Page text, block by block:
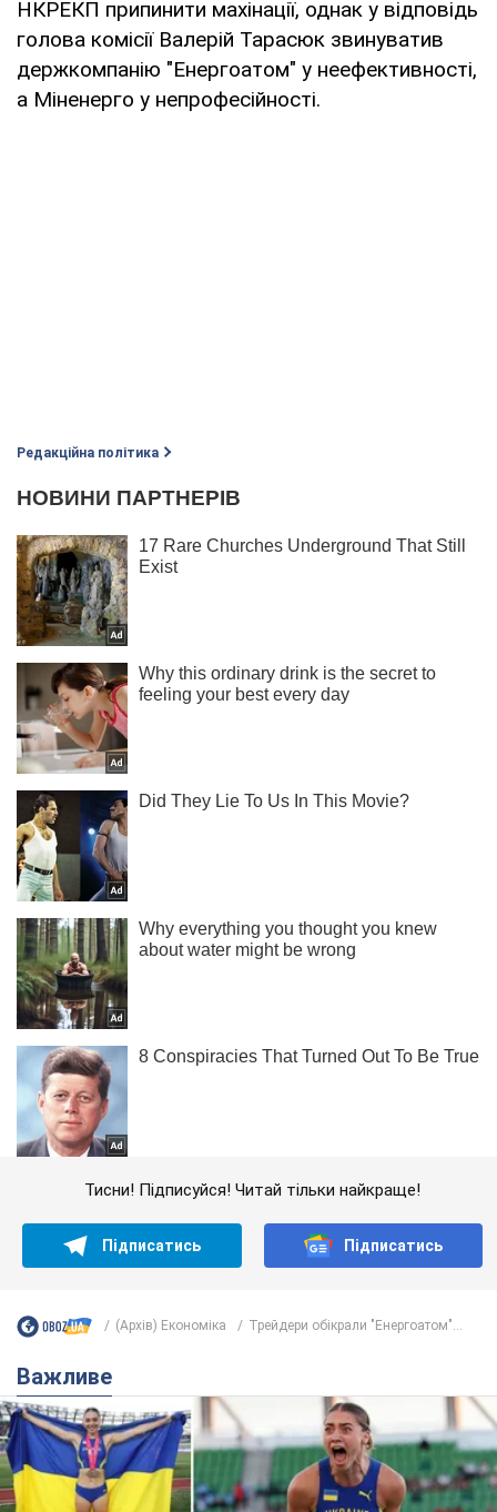
НКРЕКП припинити махінації, однак у відповідь
голова комісії Валерій Тарасюк звинуватив
держкомпанію "Енергоатом" у неефективності,
а Міненерго у непрофесійності.
Редакційна політика
Тисни! Підписуйся! Читай тільки найкраще!
Підписатись Підписатись
(Архів) Економіка Трейдери обікрали "Енергоатом"...
Важливе